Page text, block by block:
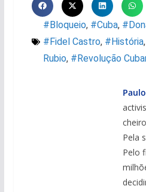
#Bloqueio, #Cuba,
#Fidel Castro, #História,
Rubio, #Revolução
Pela
Pelo